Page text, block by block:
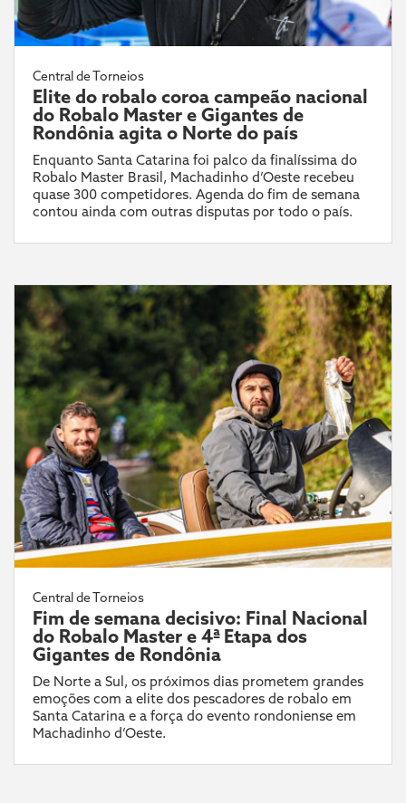
Central de Torneios
Elite do robalo coroa campeão nacional
do Robalo Master e Gigantes de
Rondônia agita o Norte do país
Enquanto Santa Catarina foi palco da finalíssima do
Robalo Master Brasil, Machadinho d’Oeste recebeu
quase 300 competidores. Agenda do fim de semana
contou ainda com outras disputas por todo o país.
Central de Torneios
Fim de semana decisivo: Final Nacional
do Robalo Master e 4ª Etapa dos
Gigantes de Rondônia
De Norte a Sul, os próximos dias prometem grandes
emoções com a elite dos pescadores de robalo em
Santa Catarina e a força do evento rondoniense em
Machadinho d’Oeste.